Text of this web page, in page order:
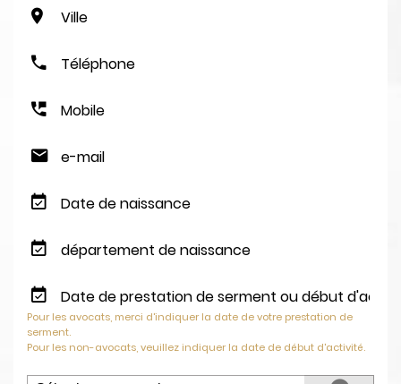
Pour les avocats, merci d'indiquer la date de votre prestation de
serment.
Pour les non-avocats, veuillez indiquer la date de début d'activité.